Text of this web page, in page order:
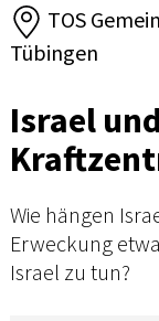
TOS
Tübingen
Israel
Wie hängen
Erweckung
Israel zu tun?